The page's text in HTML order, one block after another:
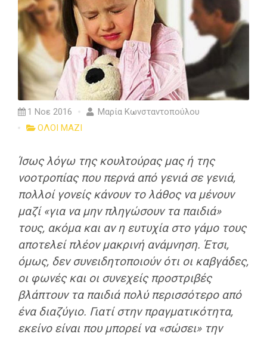
1 Νοε 2016
Μαρία Κωνσταντοπούλου
ΟΛΟΙ ΜΑΖΙ
Ίσως λόγω της κουλτούρας μας ή της
νοοτροπίας που περνά από γενιά σε γενιά,
πολλοί γονείς κάνουν το λάθος να μένουν
μαζί «για να μην πληγώσουν τα παιδιά»
τους, ακόμα και αν η ευτυχία στο γάμο τους
αποτελεί πλέον μακρινή ανάμνηση. Έτσι,
όμως, δεν συνειδητοποιούν ότι οι καβγάδες,
οι φωνές και οι συνεχείς προστριβές
βλάπτουν τα παιδιά πολύ περισσότερο από
ένα διαζύγιο. Γιατί στην πραγματικότητα,
εκείνο είναι που μπορεί να «σώσει» την